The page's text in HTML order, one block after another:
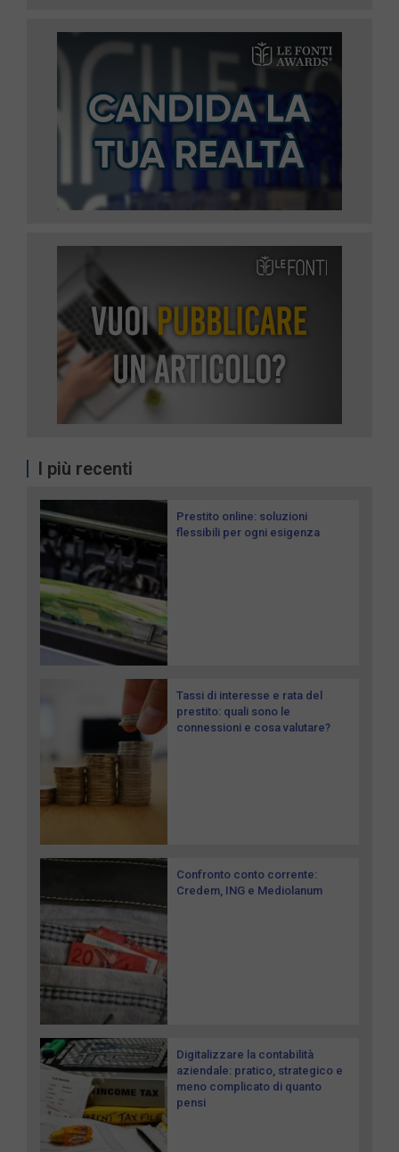
I più recenti
Prestito online: soluzioni
flessibili per ogni esigenza
Tassi di interesse e rata del
prestito: quali sono le
connessioni e cosa valutare?
Confronto conto corrente:
Credem, ING e Mediolanum
Digitalizzare la contabilità
aziendale: pratico, strategico e
meno complicato di quanto
pensi